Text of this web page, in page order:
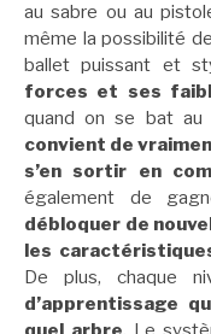
au sabre ou au
même la possibilité
ballet puissant et
forces et ses
quand on se bat au
convient de
s’en sortir en
également de
débloquer de
les
De plus, chaque
d’apprentissage